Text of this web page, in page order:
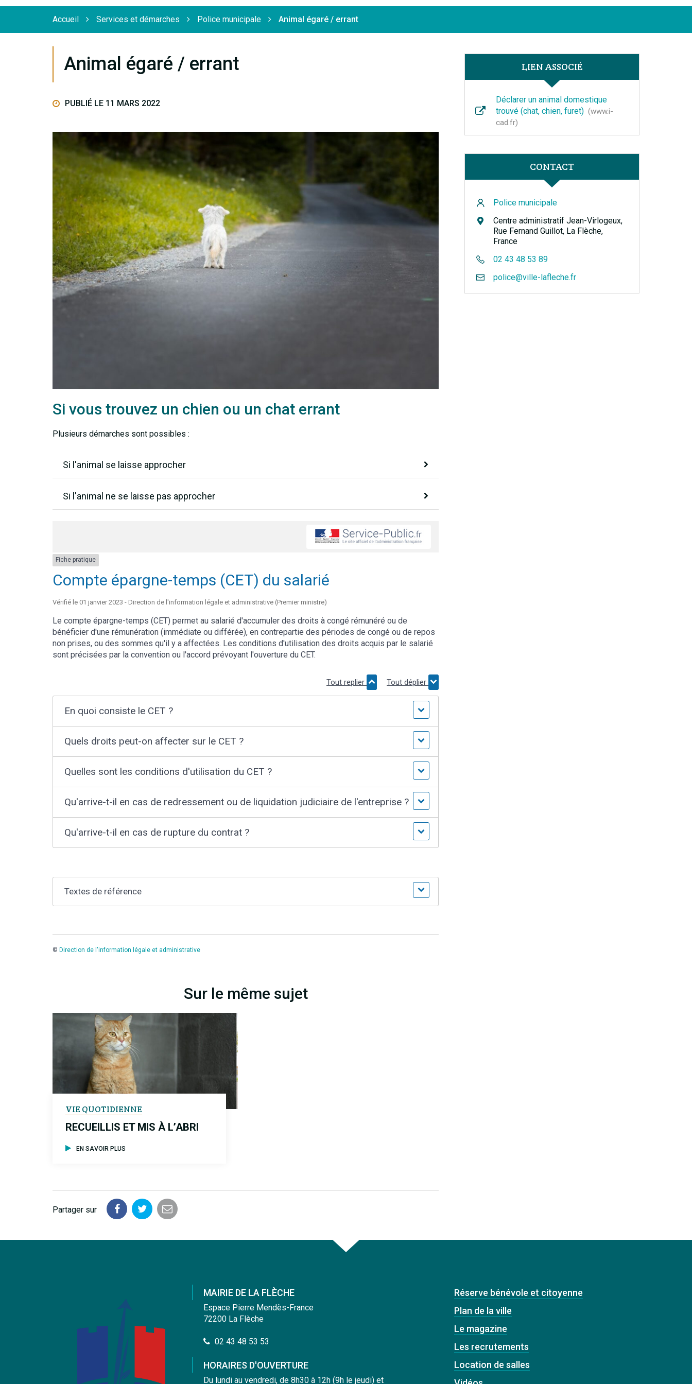
FacebookInstagram
LinkedinYoutube
Flèche
Accueil Services et démarches Police municipale Animal égaré / errant
Animal égaré / errant
PUBLIÉ LE 11 MARS 2022
Si vous trouvez un chien ou un chat errant
Plusieurs démarches sont possibles :
Si l'animal se laisse approcher
Si l'animal ne se laisse pas approcher
Fiche pratique
Compte épargne-temps (CET) du salarié
Vérifié le 01 janvier 2023 - Direction de l'information légale et administrative (Premier ministre)
Le compte épargne-temps (CET) permet au salarié d'accumuler des droits à congé rémunéré ou de
bénéficier d'une rémunération (immédiate ou différée), en contrepartie des périodes de congé ou de repos
non prises, ou des sommes qu'il y a affectées. Les conditions d'utilisation des droits acquis par le salarié
sont précisées par la convention ou l'accord prévoyant l'ouverture du CET.
Tout replier Tout déplier
En quoi consiste le CET ?
Quels droits peut-on affecter sur le CET ?
Quelles sont les conditions d'utilisation du CET ?
Qu'arrive-t-il en cas de redressement ou de liquidation judiciaire de l'entreprise ?
Qu'arrive-t-il en cas de rupture du contrat ?
Textes de référence
© Direction de l'information légale et administrative
LIEN ASSOCIÉ
Déclarer un animal domestique
trouvé (chat, chien, furet)
www.i-
cad.fr
CONTACT
Police municipale
Centre administratif Jean-Virlogeux,
Rue Fernand Guillot, La Flèche,
France
02 43 48 53 89
police@ville-lafleche.fr
Sur le même sujet
VIE QUOTIDIENNE
RECUEILLIS ET MIS À L’ABRI
EN SAVOIR PLUS
Partager sur
Partager
Facebook
Partager
Twitter
Partager
email
MAIRIE DE LA FLÈCHE
Espace Pierre Mendès-France
72200 La Flèche
02 43 48 53 53
HORAIRES D'OUVERTURE
Du lundi au vendredi, de 8h30 à 12h (9h le jeudi) et
Réserve bénévole et citoyenne
Plan de la ville
Le magazine
Les recrutements
Location de salles